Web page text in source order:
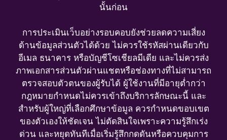
นั้นก่อน
การประเมินเว็บอย่างรอบคอบยังช่วยลดความเสี่ยง
ด้านข้อมูลส่วนตัวได้ด้วย ไม่ควรใช้รหัสผ่านเดียวกับ
อีเมล ธนาคาร หรือบัญชีโซเชียลมีเดีย และไม่ควรส่ง
ภาพเอกสารส่วนตัวผ่านแชตหรือช่องทางที่ไม่สามารถ
ตรวจสอบตัวตนของผู้รับได้ ผู้ใช้งานที่มีอายุต่ำกว่า
กฎหมายกำหนดไม่ควรเข้าถึงบริการลักษณะนี้ และ
สำหรับผู้ใหญ่ที่เลือกศึกษาข้อมูล ควรกำหนดขอบเขต
ของตัวเองให้ชัดเจน ไม่ตัดสินใจเพราะความรู้สึกเร่ง
ด่วน และหยุดทันทีเมื่อเริ่มรู้สึกกดดันหรือควบคุมการ